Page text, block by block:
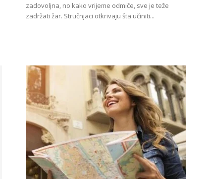
zadovoljna, no kako vrijeme odmiče, sve je teže
zadržati žar. Stručnjaci otkrivaju šta učiniti...